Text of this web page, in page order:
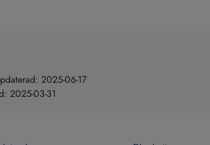
2025-06-17
2025-03-31